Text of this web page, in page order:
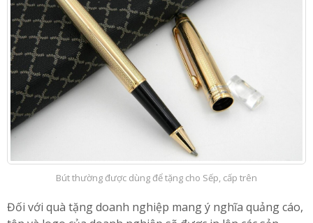
Bút thường được dùng để tặng cho Sếp, cấp trên
Đối với quà tặng doanh nghiệp mang ý nghĩa quảng cáo,